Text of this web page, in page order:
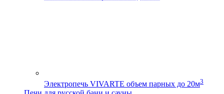
Электропечь VIVARTE объем парных до 20м3